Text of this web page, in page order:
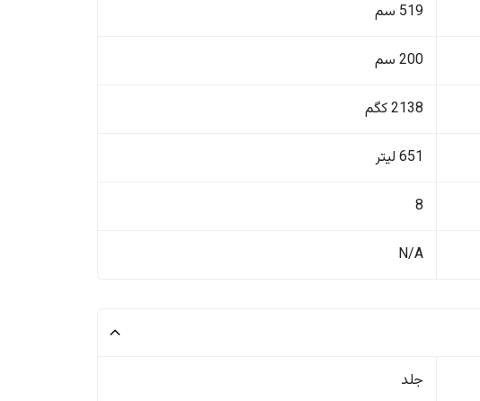
519 سم
200 سم
2138 کگم
651 لیتر
8
N/A
جلد